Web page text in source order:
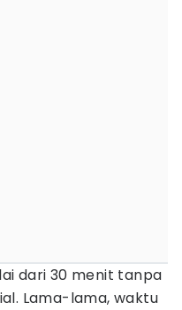
dari 30 menit tanpa
Lama-lama, waktu